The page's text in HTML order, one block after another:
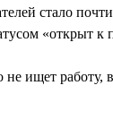
стало почти
«открыт
не ищет работу,